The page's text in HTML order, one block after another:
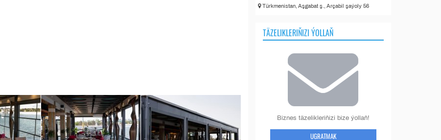
Türkmenistan, Aşgabat ş., Arçabil şaýoly 56
TÄZELIKLERIŇIZI ÝOLLAŇ
Biznes täzelikleriňizi bize ýollaň!
UGRATMAK